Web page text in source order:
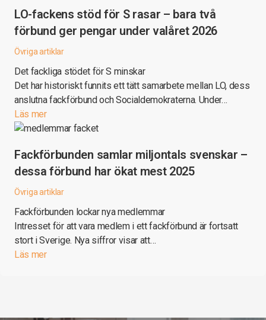
LO-fackens stöd för S rasar – bara två
förbund ger pengar under valåret 2026
Övriga artiklar
Det fackliga stödet för S minskar
Det har historiskt funnits ett tätt samarbete mellan LO, dess
anslutna fackförbund och Socialdemokraterna. Under…
Läs mer
Fackförbunden samlar miljontals svenskar –
dessa förbund har ökat mest 2025
Övriga artiklar
Fackförbunden lockar nya medlemmar
Intresset för att vara medlem i ett fackförbund är fortsatt
stort i Sverige. Nya siffror visar att…
Läs mer